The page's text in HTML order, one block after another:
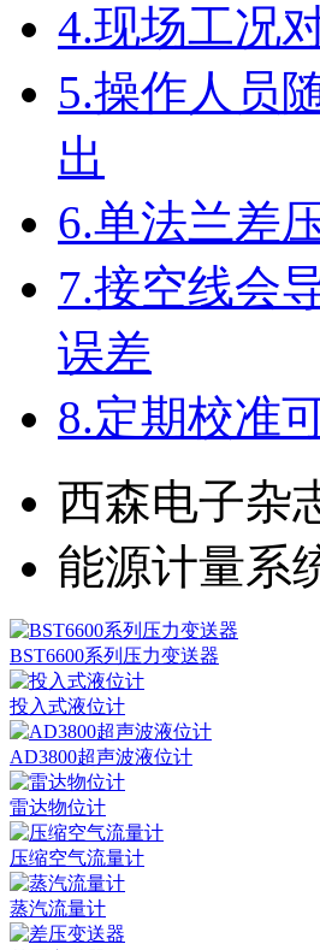
4.现场工况
5.操作人员
出
6.单法兰差
7.接空线会
误差
8.定期校准
西森电子杂
能源计量系
BST6600系列压力变送器
投入式液位计
AD3800超声波液位计
雷达物位计
压缩空气流量计
蒸汽流量计